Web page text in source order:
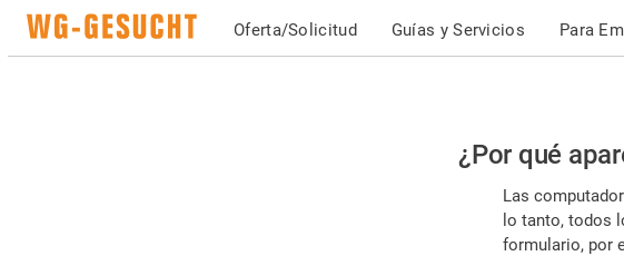
Oferta/Solicitud Guías y Servicios Para
Por
favor,
confirme
¿Por qué
Las
lo tanto, todos
formulario, por